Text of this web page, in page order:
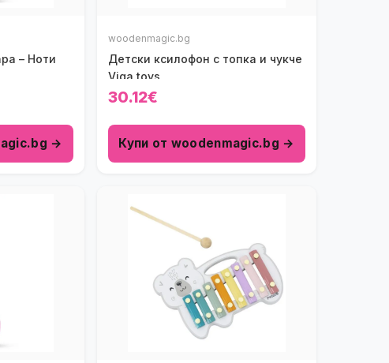
– Ноти
→
woodenmagic.bg
Детски ксилофон с топка и чукче
Viga toys
30.12€
Купи от woodenmagic.bg →